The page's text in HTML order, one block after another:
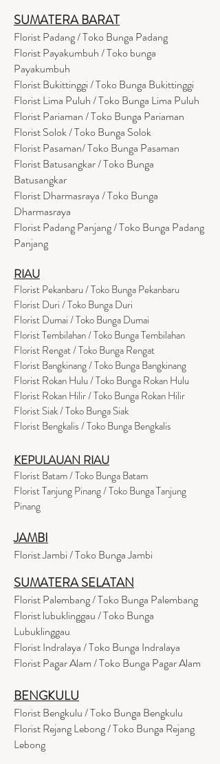
SUMATERA BARAT
Florist Padang / Toko Bunga Padang
Florist Payakumbuh / Toko bunga
Payakumbuh
Florist Bukittinggi / Toko Bunga Bukittinggi
Florist Lima Puluh / Toko Bunga Lima Puluh
Florist Pariaman / Toko Bunga Pariaman
Florist Solok / Toko Bunga Solok
Florist Pasaman/ Toko Bunga Pasaman
Florist Batusangkar / Toko Bunga
Batusangkar
Florist Dharmasraya / Toko Bunga
Dharmasraya
Florist Padang Panjang / Toko Bunga Padang
Panjang
RIAU
Florist Pekanbaru / Toko Bunga Pekanbaru
Florist Duri / Toko Bunga Duri
Florist Dumai / Toko Bunga Dumai
Florist Tembilahan / Toko Bunga Tembilahan
Florist Rengat / Toko Bunga Rengat
Florist Bangkinang / Toko Bunga Bangkinang
Florist Rokan Hulu / Toko Bunga Rokan Hulu
Florist Rokan Hilir / Toko Bunga Rokan Hilir
Florist Siak / Toko Bunga Siak
Florist Bengkalis / Toko Bunga Bengkalis
KEPULAUAN RIAU
Florist Batam / Toko Bunga Batam
Florist Tanjung Pinang / Toko Bunga Tanjung
Pinang
JAMBI
Florist Jambi / Toko Bunga Jambi
SUMATERA SELATAN
Florist Palembang / Toko Bunga Palembang
Florist lubuklinggau / Toko Bunga
Lubuklinggau
Florist Indralaya / Toko Bunga Indralaya
Florist Pagar Alam / Toko Bunga Pagar Alam
BENGKULU
Florist Bengkulu / Toko Bunga Bengkulu
Florist Rejang Lebong / Toko Bunga Rejang
Lebong